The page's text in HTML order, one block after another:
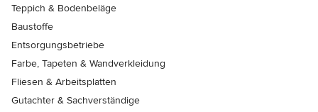
Teppich & Bodenbeläge
Baustoffe
Entsorgungsbetriebe
Farbe, Tapeten & Wandverkleidung
Fliesen & Arbeitsplatten
Gutachter & Sachverständige